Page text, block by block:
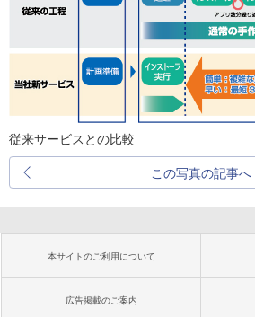
従来サービスとの比較
この写真の記事へ
本サイトのご利用について
広告掲載のご案内